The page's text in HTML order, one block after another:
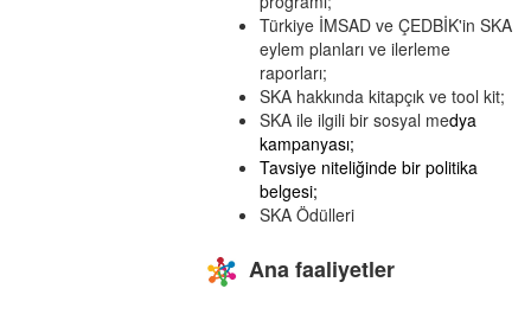
Türkiye İMSAD ve ÇEDBİK'in SKA
eylem planları ve ilerleme
raporları;
SKA hakkında kitapçık ve tool kit;
SKA ile ilgili bir sosyal medya
kampanyası;
Tavsiye niteliğinde bir politika
belgesi;
SKA Ödülleri
Ana faaliyetler